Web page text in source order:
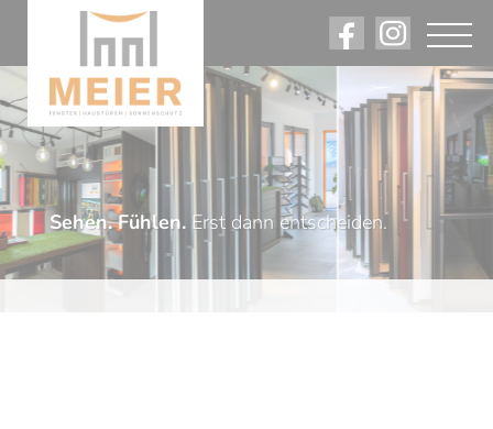
Sehen. Fühlen. Erst dann entscheiden.